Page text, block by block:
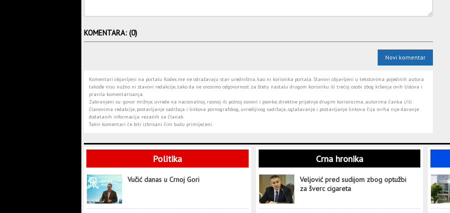
KOMENTARA: (0)
Novi komentar
Komentari objavljeni na portalu Kodex.me ne odražavaju stav uredništva, kao ni korisnika portala. Stavovi objavljeni u tekstovima pojedinih autora
takođe nisu nužno ni stavovi redakcije, tako da ne snosimo odgovornost za štetu nastalu drugom korisniku ili trećoj osobi zbog kršenja ovih Uslova i
pravila komentarisanja.
Zabranjeni su: govor mržnje, uvrede na nacionalnoj, rasnoj ili polnoj osnovi i psovke, direktne prijetnje drugim korisnicima, autorima čanka i/ili
članovima redakcije, postavljanje sadržaja i linkova pornografskog, uvredljivog sadržaja, oglašavanje i postavljanje linkova čija svrha nije davanje
dodatanih informacija vezanih za članak.
Takvi komentari će biti izbrisani čim budu primijećeni.
Politika
Vučić danas u Crnoj Gori
Crna hronika
Veljović pred sudijom zbog optužbi
za šverc cigareta